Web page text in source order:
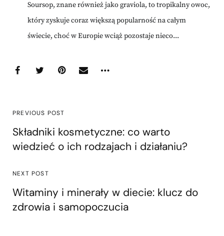
Soursop, znane również jako graviola, to tropikalny owoc,
który zyskuje coraz większą popularność na całym
świecie, choć w Europie wciąż pozostaje nieco...
PREVIOUS POST
Składniki kosmetyczne: co warto
wiedzieć o ich rodzajach i działaniu?
NEXT POST
Witaminy i minerały w diecie: klucz do
zdrowia i samopoczucia